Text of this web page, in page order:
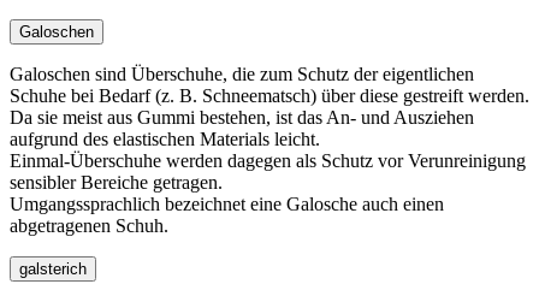
Galoschen
Galoschen sind Überschuhe, die zum Schutz der eigentlichen
Schuhe bei Bedarf (z. B. Schneematsch) über diese gestreift werden.
Da sie meist aus Gummi bestehen, ist das An- und Ausziehen
aufgrund des elastischen Materials leicht.
Einmal-Überschuhe werden dagegen als Schutz vor Verunreinigung
sensibler Bereiche getragen.
Umgangssprachlich bezeichnet eine Galosche auch einen
abgetragenen Schuh.
galsterich